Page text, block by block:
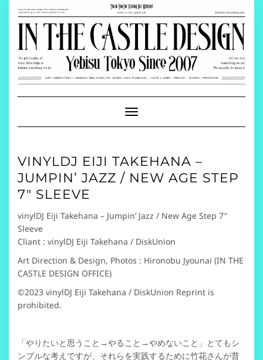
content
Toggle
Navigation
VINYLDJ EIJI TAKEHANA –
JUMPIN’ JAZZ / NEW AGE STEP
7″ SLEEVE
vinylDJ Eiji Takehana – Jumpin’ Jazz / New Age Step 7″
Sleeve
Cliant : vinylDJ Eiji Takehana / DiskUnion
Art Direction & Design, Photos : Hironobu Jyounai (IN THE
CASTLE DESIGN OFFICE)
©2023 vinylDJ Eiji Takehana / DiskUnion Reprint is
prohibited.
「やりたいと思うこと→やること→やめないこと」とてもシ
ンプルな考えですが、それらを実践するために竹花さんが普